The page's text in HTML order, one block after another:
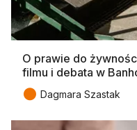
O prawie do
filmu i debata w
● Dagmara Szastak